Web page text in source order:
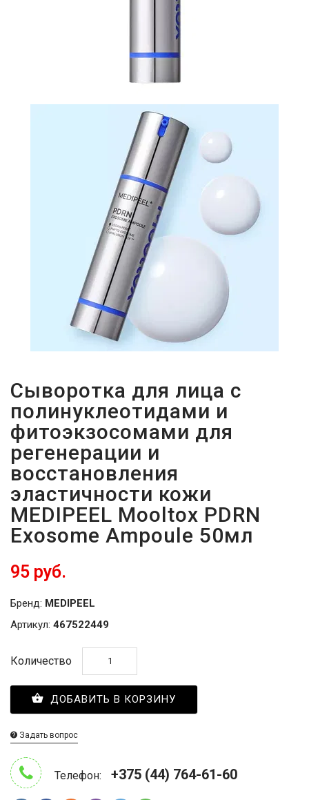
Сыворотка для лица с
полинуклеотидами и
фитоэкзосомами для
регенерации и
восстановления
эластичности кожи
MEDIPEEL Mooltox PDRN
Exosome Ampoule 50мл
95 руб.
Бренд: MEDIPEEL
Артикул: 467522449
Количество
ДОБАВИТЬ В КОРЗИНУ
Задать вопрос
Телефон: +375 (44) 764-61-60